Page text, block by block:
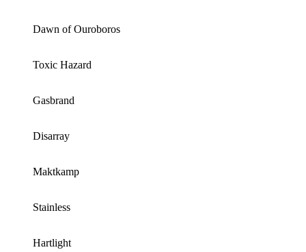
Dawn of Ouroboros
Toxic Hazard
Gasbrand
Disarray
Maktkamp
Stainless
Hartlight